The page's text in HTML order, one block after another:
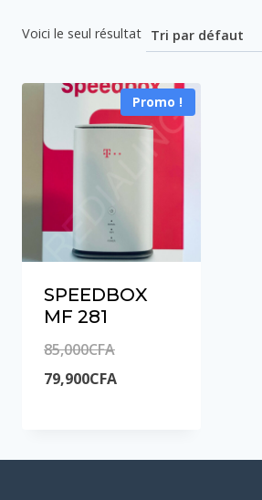
Voici le seul résultat
Promo !
SPEEDBOX
MF 281
85,000CFALe
prix
85,000CFA.
79,900CFALe
est :